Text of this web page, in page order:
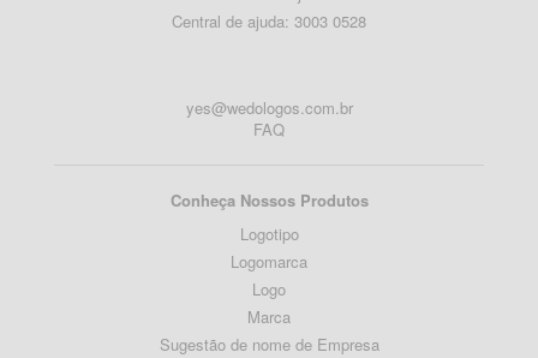
Central de ajuda: 3003 0528
yes@wedologos.com.br
FAQ
Conheça Nossos Produtos
Logotipo
Logomarca
Logo
Marca
Sugestão de nome de Empresa